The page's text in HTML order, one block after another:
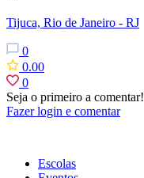
Tijuca, Rio de Janeiro - RJ
0
0.00
0
Seja o primeiro a comentar!
Fazer login e comentar
Escolas